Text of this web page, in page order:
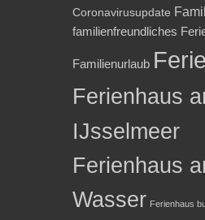
Coronavirusupdate
familienfreundliches
Familienurlaub
Ferienhaus
IJsselmeer
Ferienhaus
Wasser Ferienhaus